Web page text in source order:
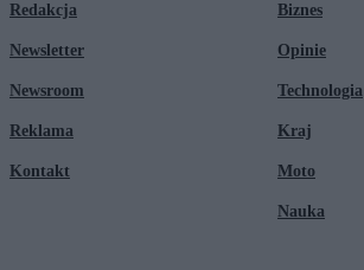
Redakcja
Newsletter
Newsroom
Reklama
Kontakt
Biznes
Opinie
Technologia
Kraj
Moto
Nauka